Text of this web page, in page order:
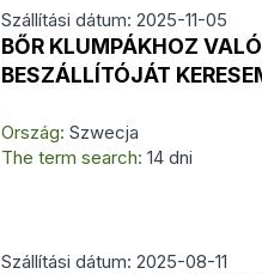
Szállítási dátum: 2025-11-05
BŐR KLUMPÁKHOZ
BESZÁLLÍTÓJÁT
Ország: Szwecja
The term search: 14 dni
Szállítási dátum: 2025-08-11